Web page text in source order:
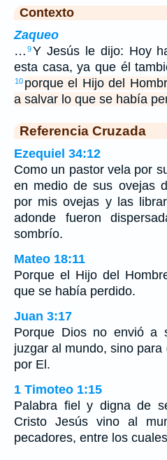
Contexto
Zaqueo
… 9Y Jesús le dijo: Hoy
esta casa, ya que él
10 porque el Hijo del
a salvar lo que se había
Referencia Cruzada
Ezequiel 34:12
Como un pastor vela por
en medio de sus ovejas
por mis ovejas y las
adonde fueron
sombrío.
Mateo 18:11
Porque el Hijo del
que se había perdido.
Juan 3:17
Porque Dios no envió a
juzgar al mundo, sino
por El.
1 Timoteo 1:15
Palabra fiel y digna de
Cristo Jesús vino al
pecadores, entre los